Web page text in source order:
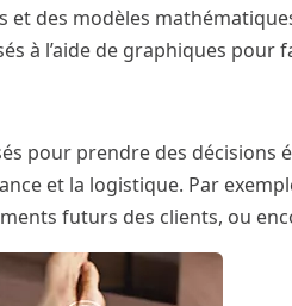
et des modèles
à l’aide de graphiques
pour prendre des
et la logistique. Par
futurs des clients, ou